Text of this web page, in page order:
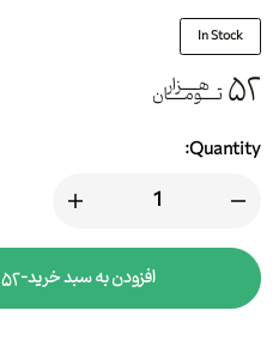
In Stock
۵۲ هزار
تومان
Quantity:
افزودن به سبد خرید-۵۲